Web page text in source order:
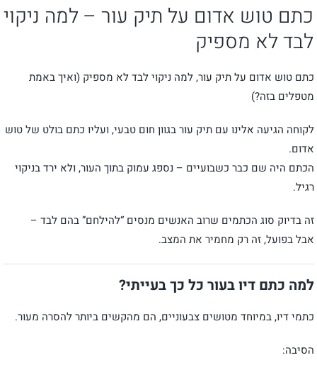
כתם טוש אדום על תיק עור – למה ניקוי
לבד לא מספיק
כתם טוש אדום על תיק עור, למה ניקוי לבד לא מספיק (ואיך באמת
מטפלים בזה?)
לקוחה הגיעה אלינו עם תיק עור בגוון חום טבעי, ועליו כתם בולט של טוש
אדום.
הכתם היה שם כבר כשבועיים – נספג עמוק בתוך העור, ולא ירד בניקוי
רגיל.
זה בדיוק סוג הכתמים שרוב האנשים מנסים “להילחם” בהם לבד –
אבל בפועל, זה רק מחמיר את המצב.
למה כתם דיו בעור כל כך בעייתי?
כתמי דיו, במיוחד מטושים צבעוניים, הם מהקשים ביותר להסרה מעור.
הסיבה: